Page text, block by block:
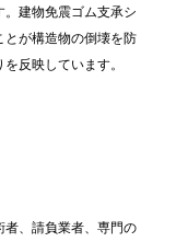
建物免震ゴム支承シ
が構造物の倒壊を防
反映しています。
、請負業者、専門の